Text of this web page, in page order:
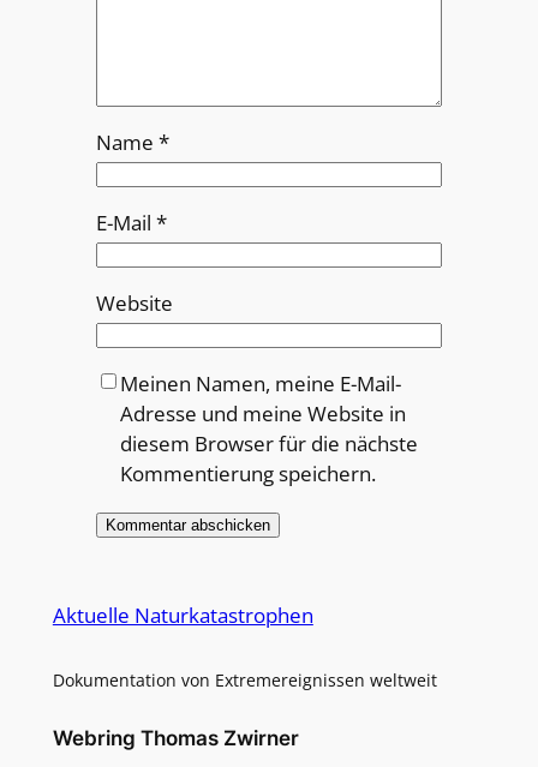
Name *
E-Mail *
Website
Meinen Namen, meine E-Mail-
Adresse und meine Website in
diesem Browser für die nächste
Kommentierung speichern.
Aktuelle Naturkatastrophen
Dokumentation von Extremereignissen weltweit
Webring Thomas Zwirner